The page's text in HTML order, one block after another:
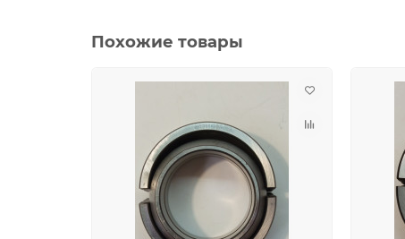
Похожие товары